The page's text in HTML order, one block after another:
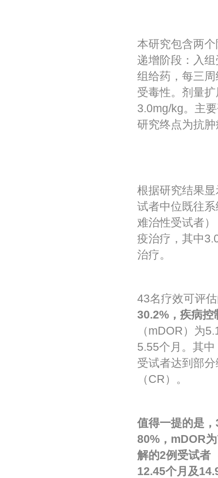
本研究包含两
递增阶段：入
组给药，每三
受毒性。剂量
3.0mg/kg。主
研究终点为抗
根据研究结果
试者中位既往
难治性受试者
疫治疗，其中
治疗。
43名疗效可评
30.2% ，疾病
（mDOR）为
5.55个月。其
受试者达到部
（CR）。
值得一提的是，
80% ， mDOR为
解的2例受试者
12.45个月及